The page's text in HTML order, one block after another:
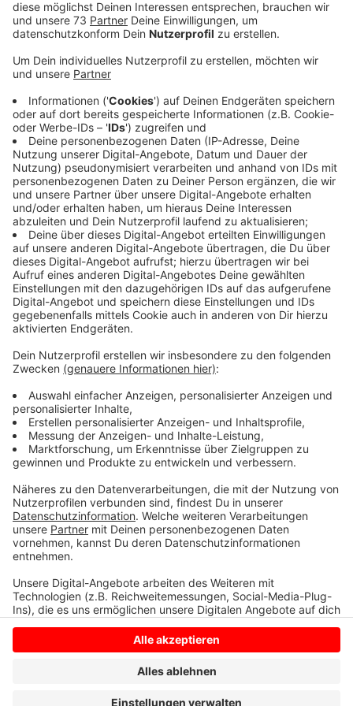
RADIO WMW Nachmittagsmoderatorin Sina Kuipers
Nachwuchs von denAlpakas aus der Feldmark
das habt ihr reichlich getan! Es gab nur zwei Regeln:
Der Name musste für ein Männchen geeignet
sein!
Da seine Mutter "Georgie Girl" heisst, muss
auch sein Name mit "G" anfangen!
Die Entscheidung ist gefallen! Das Alpaka-Baby heißt:
"GÜNNI"
Danke an alle, die uns ihre Vorschläge geschickt
haben!
Anzeige
Anzeige